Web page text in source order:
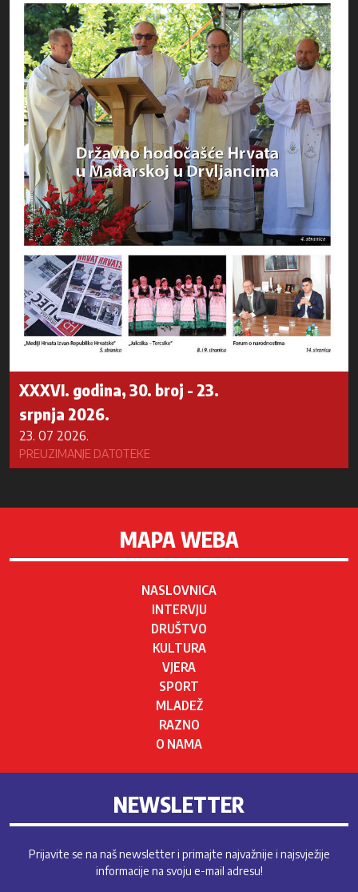
XXXVI. godina, 30. broj - 23.
srpnja 2026.
23. 07 2026.
PREUZIMANJE DATOTEKE
MAPA WEBA
NASLOVNICA
INTERVJU
DRUŠTVO
KULTURA
VJERA
SPORT
MLADEŽ
RAZNO
O NAMA
NEWSLETTER
Prijavite se na naš newsletter i primajte najvažnije i najsvježije
informacije na svoju e-mail adresu!